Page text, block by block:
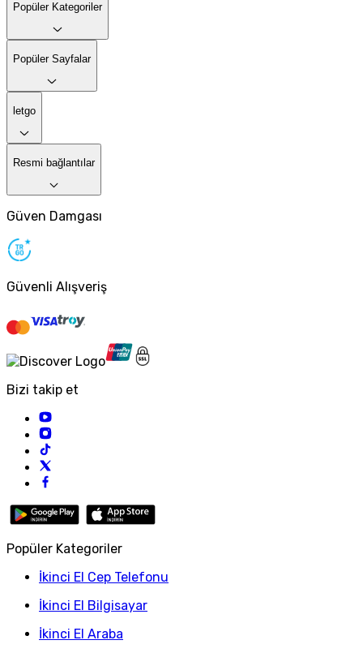
Popüler Kategoriler
Popüler Sayfalar
letgo
Resmi bağlantılar
Güven Damgası
Güvenli Alışveriş
Bizi takip et
Popüler Kategoriler
İkinci El Cep Telefonu
İkinci El Bilgisayar
İkinci El Araba